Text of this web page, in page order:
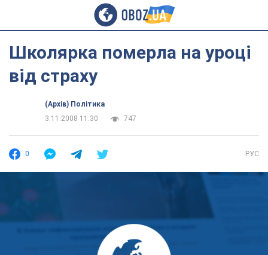
Школярка померла на уроці
від страху
(Архів) Політика
3.11.2008 11:30
747
0 РУС